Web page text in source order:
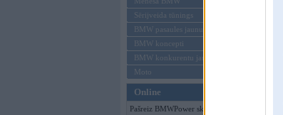
Sērijveida tūnings
BMW pasaules jaunumi
BMW koncepti
BMW konkurentu jaunumi
Moto
Online
Pašreiz BMWPower skatās 111